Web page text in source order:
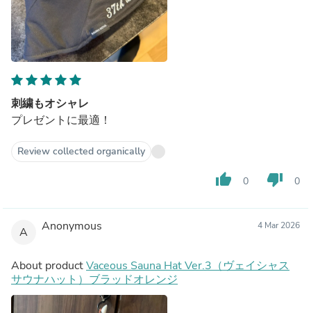
刺繍もオシャレ
プレゼントに最適！
Review collected organically
thumb_up 0 thumb_down 0
A Anonymous 4 Mar 2026
About productVaceous Sauna Hat Ver.3（ヴェイシャス
サウナハット）ブラッドオレンジ